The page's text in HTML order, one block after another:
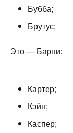
Бубба;
Брутус;
Это — Барни:
Картер;
Кэйн;
Каспер;